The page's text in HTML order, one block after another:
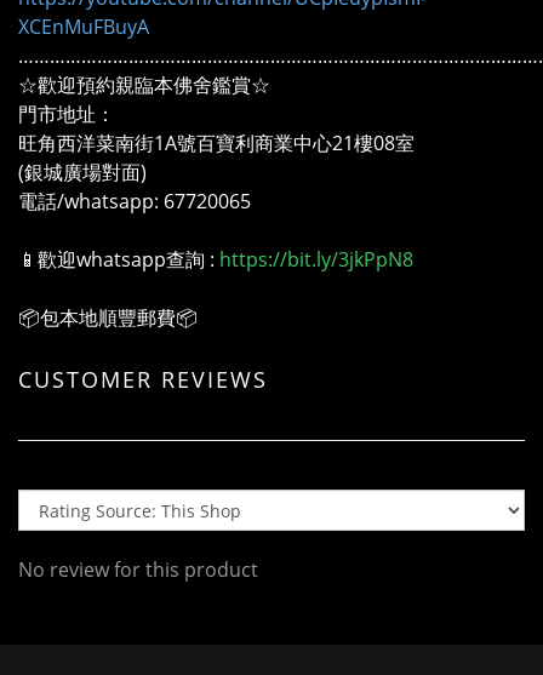
XCEnMuFBuyA
☆歡迎預約親臨本佛舍鑑賞☆
門市地址：
旺角西洋菜南街1A號百寶利商業中心21樓08室
(銀城廣場對面)
電話/whatsapp: 67720065
📱歡迎whatsapp查詢 : https://bit.ly/3jkPpN8
📦包本地順豐郵費📦
CUSTOMER REVIEWS
No review for this product